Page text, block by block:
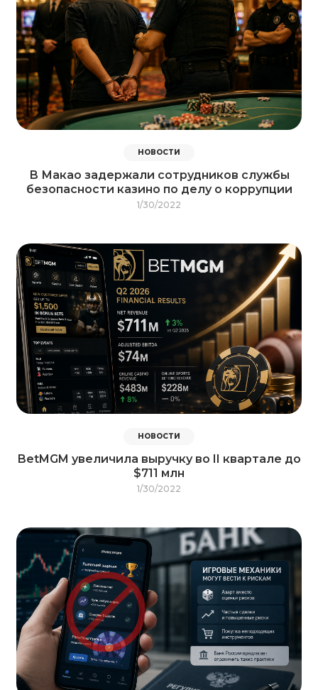
НОВОСТИ
В Макао задержали сотрудников службы
безопасности казино по делу о коррупции
1/30/2022
НОВОСТИ
BetMGM увеличила выручку во II квартале до
$711 млн
1/30/2022